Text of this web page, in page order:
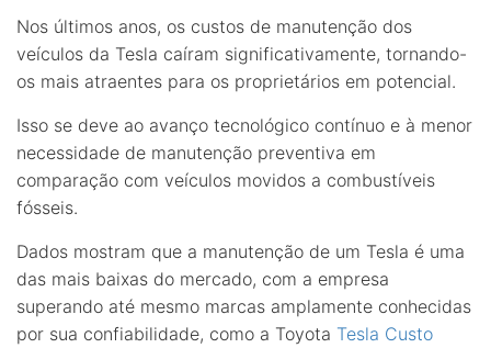
Nos últimos anos, os custos de manutenção dos
veículos da Tesla caíram significativamente, tornando-
os mais atraentes para os proprietários em potencial.
Isso se deve ao avanço tecnológico contínuo e à menor
necessidade de manutenção preventiva em
comparação com veículos movidos a combustíveis
fósseis.
Dados mostram que a manutenção de um Tesla é uma
das mais baixas do mercado, com a empresa
superando até mesmo marcas amplamente conhecidas
por sua confiabilidade, como a Toyota Tesla Custo